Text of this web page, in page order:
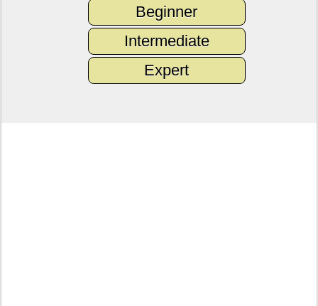
Beginner
Intermediate
Expert